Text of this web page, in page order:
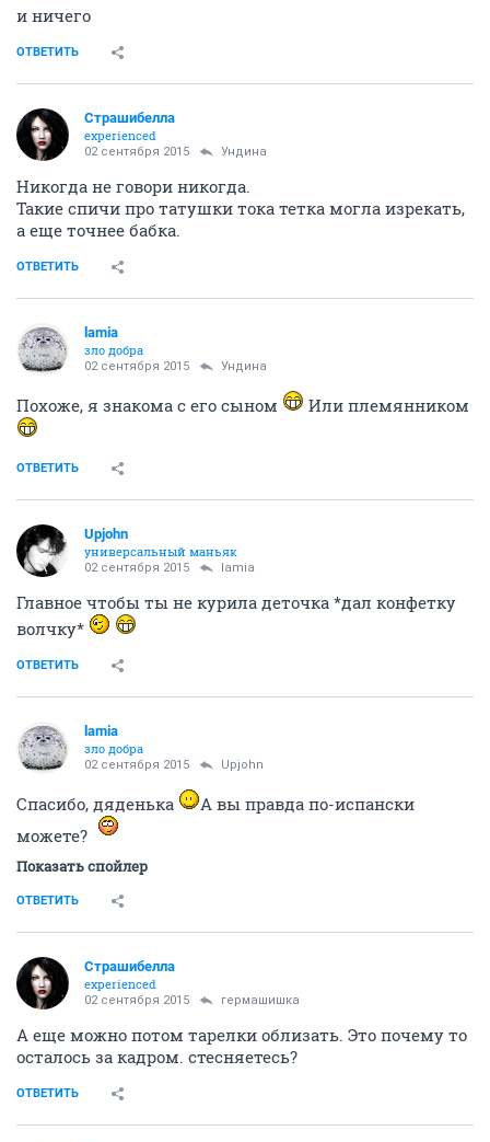
и ничего
ОТВЕТИТЬ
Страшибелла
experienced
02 сентября 2015 Ундинa
Никогда не говори никогда.
Такие спичи про татушки тока тетка могла изрекать,
а еще точнее бабка.
ОТВЕТИТЬ
lamia
зло добра
02 сентября 2015 Ундинa
Похоже, я знакома с его сыном Или племянником
ОТВЕТИТЬ
Upjohn
универсальный маньяк
02 сентября 2015 lamia
Главное чтобы ты не курила деточка *дал конфетку
волчку*
ОТВЕТИТЬ
lamia
зло добра
02 сентября 2015 Upjohn
Спасибо, дяденька
А вы правда по-испански
можете?
Показать спойлер
ОТВЕТИТЬ
Страшибелла
experienced
02 сентября 2015 гермашишка
А еще можно потом тарелки облизать. Это почему то
осталось за кадром. стесняетесь?
ОТВЕТИТЬ